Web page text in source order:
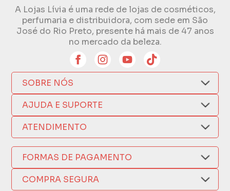
A Lojas Lívia é uma rede de lojas de cosméticos,
perfumaria e distribuidora, com sede em São
José do Rio Preto, presente há mais de 47 anos
no mercado da beleza.
SOBRE NÓS
Quem Somos
Compra Segura
Como Comprar
Nossas Lojas
Política de Privacidade
AJUDA E SUPORTE
Nosso Aplicativo
Trocas e Devoluções
Formas de Pagamento
Fretes e Entregas
Fabricantes
Termos de Compra e Venda
ATENDIMENTO
(17) 3209-9595
sacweb@lojaslivia.com.br
FORMAS DE PAGAMENTO
COMPRA SEGURA